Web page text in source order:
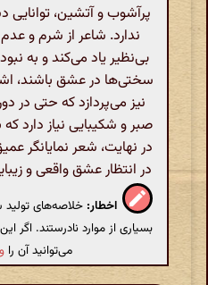
پرآشوب و آتشین، توانایی
ندارد. شاعر از شرم و
بی‌نظیر یاد می‌کند و به
سختی‌ها در عشق باشند،
نیز می‌پردازد که حتی در
صبر و شکیبایی نیاز دارد
در نهایت، شعر نمایانگر
در انتظار عشق واقعی و
اخطار: خلاصه‌های
بسیاری از موارد نادرستند. اگر
می‌توانید آن را